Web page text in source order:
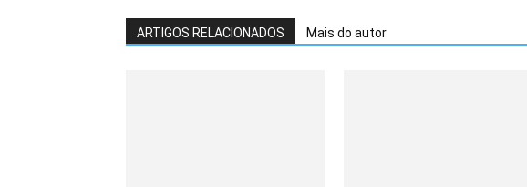
ARTIGOS RELACIONADOS Mais do autor